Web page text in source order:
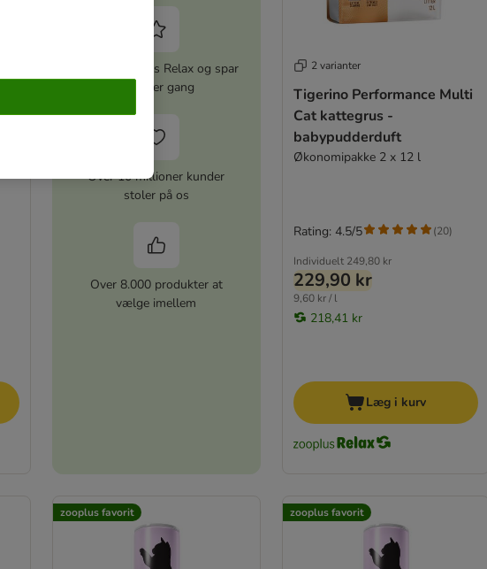
Aktiver zooplus Relax og spar
5% hver gang
Over 10 millioner kunder
stoler på os
Over 8.000 produkter at
vælge imellem
2 varianter
Tigerino Performance Multi
Cat kattegrus -
babypudderduft
Økonomipakke 2 x 12 l
Individuelt 249,80 kr
229,90 kr
9,60 kr / l
218,41 kr
Rating: 4.5/5 (20)
Læg i kurv
zooplus favorit zooplus favorit